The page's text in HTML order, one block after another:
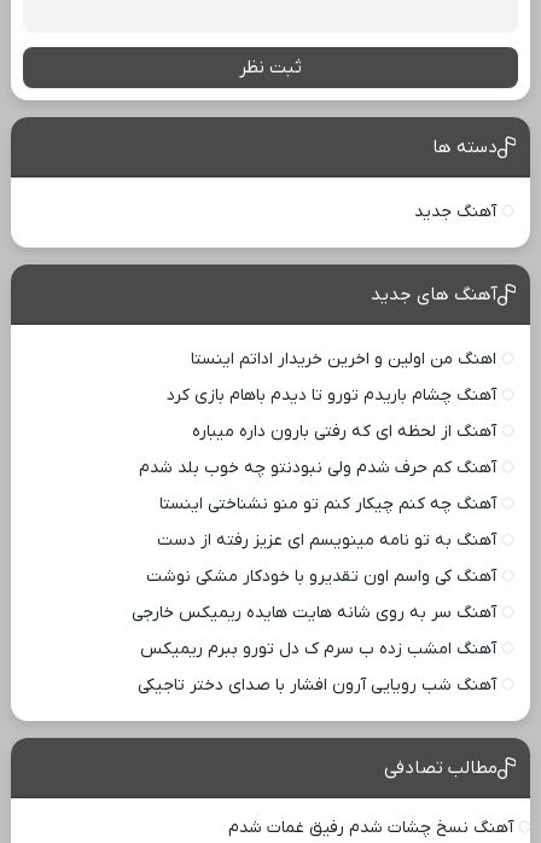
ثبت نظر
دسته ها
آهنگ جدید
آهنگ های جدید
اهنگ من اولین و اخرین خریدار اداتم اینستا
آهنگ چشام باریدم تورو تا دیدم باهام بازی کرد
آهنگ از لحظه ای که رفتی بارون داره میباره
آهنگ کم حرف شدم ولی نبودنتو چه خوب بلد شدم
آهنگ چه کنم چیکار کنم تو منو نشناختی اینستا
آهنگ به تو نامه مینویسم ای عزیز رفته از دست
آهنگ کی واسم اون تقدیرو با خودکار مشکی نوشت
آهنگ سر به روی شانه هایت هایده ریمیکس خارجی
آهنگ امشب زده ب سرم ک دل تورو ببرم ریمیکس
آهنگ شب رویایی آرون افشار با صدای دختر تاجیکی
مطالب تصادفی
آهنگ نسخ چشات شدم رفیق غمات شدم